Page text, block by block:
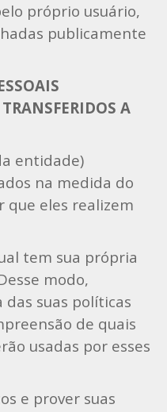
próprio usuário,
publicamente
A
entidade)
na medida do
que eles realizem
tem sua própria
modo,
suas políticas
de quais
usadas por esses
e prover suas